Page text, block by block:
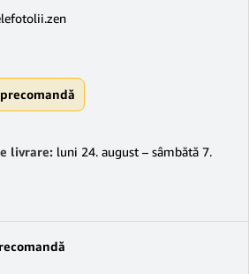
livrare: luni 24. august – sâmbătă 7.